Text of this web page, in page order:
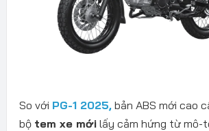
So với PG-1 2025,bản ABS mới cao
bộ tem xe mớilấy cảm hứng từ mô-